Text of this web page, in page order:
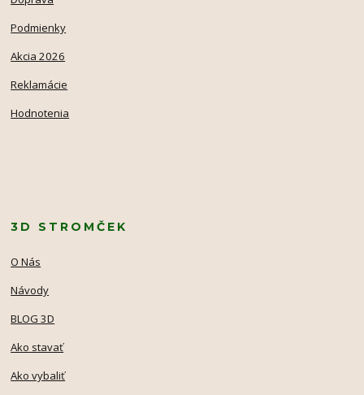
Podmienky
Akcia 2026
Reklamácie
Hodnotenia
3D STROMČEK
O Nás
Návody
BLOG 3D
Ako stavať
Ako vybaliť